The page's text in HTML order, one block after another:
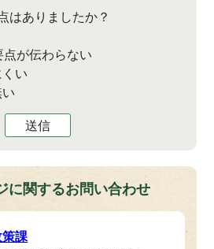
はありましたか？
点が伝わらない
い
送信
に関するお問い合わせ
策課